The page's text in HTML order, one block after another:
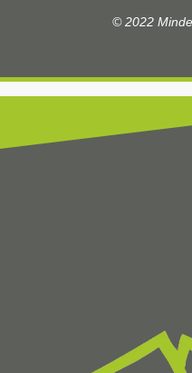
© 2022